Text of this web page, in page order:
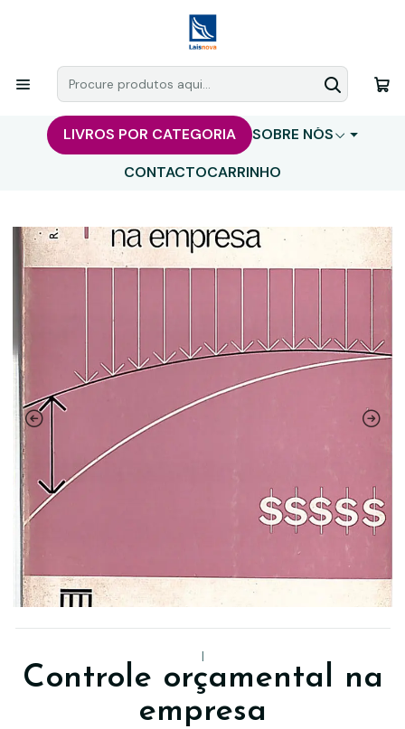
LIVROS POR CATEGORIA
SOBRE NÓS
CONTACTOCARRINHO
|
Controle orçamental na
empresa